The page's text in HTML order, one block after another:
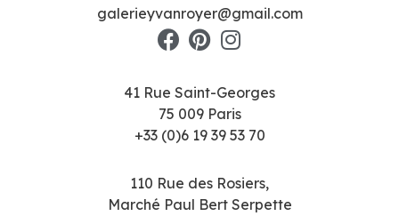
galerieyvanroyer@gmail.com
41 Rue Saint-Georges
75 009 Paris
+33 (0)6 19 39 53 70
110 Rue des Rosiers,
Marché Paul Bert Serpette